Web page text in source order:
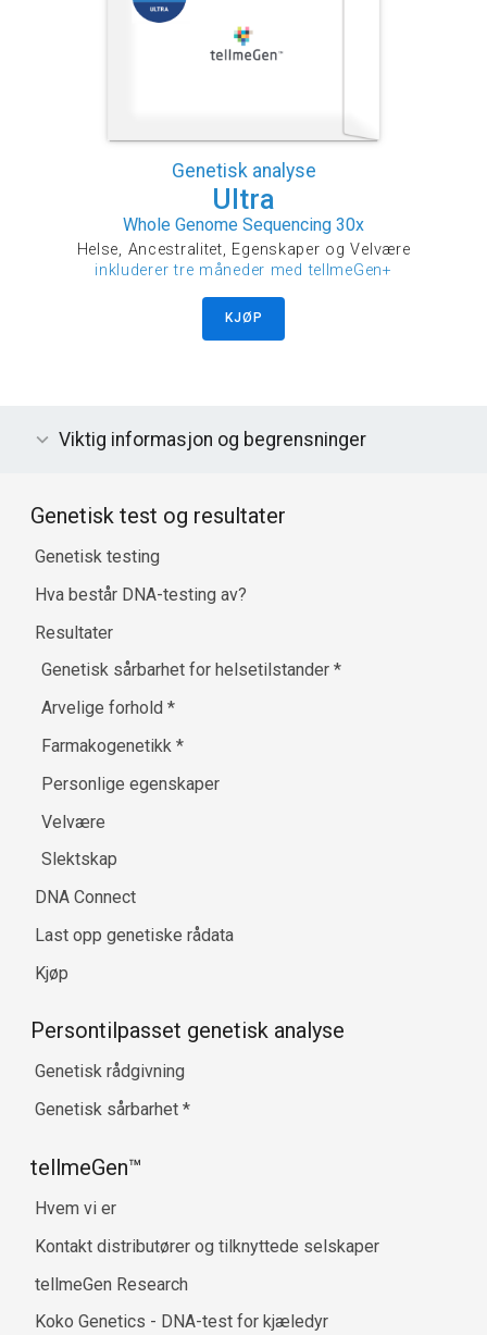
Genetisk analyse
Ultra
Whole Genome Sequencing 30x
Helse, Ancestralitet, Egenskaper og Velvære
inkluderer tre måneder med tellmeGen+
KJØP
Viktig informasjon og begrensninger
Genetisk test og resultater
Genetisk testing
Hva består DNA-testing av?
Resultater
Genetisk sårbarhet for helsetilstander*
Arvelige forhold*
Farmakogenetikk*
Personlige egenskaper
Velvære
Slektskap
DNA Connect
Last opp genetiske rådata
Kjøp
Persontilpasset genetisk analyse
Genetisk rådgivning
Genetisk sårbarhet *
tellmeGen™
Hvem vi er
Kontakt distributører og tilknyttede selskaper
tellmeGen Research
Koko Genetics - DNA-test for kjæledyr